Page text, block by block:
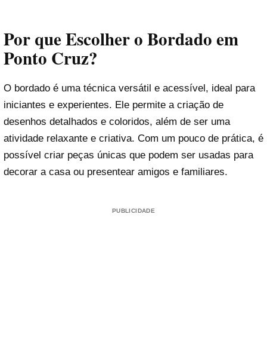
Por que Escolher o Bordado em
Ponto Cruz?
O bordado é uma técnica versátil e acessível, ideal para
iniciantes e experientes. Ele permite a criação de
desenhos detalhados e coloridos, além de ser uma
atividade relaxante e criativa. Com um pouco de prática, é
possível criar peças únicas que podem ser usadas para
decorar a casa ou presentear amigos e familiares.
PUBLICIDADE